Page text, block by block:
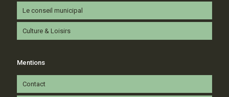
Le conseil municipal
Culture & Loisirs
Mentions
Contact